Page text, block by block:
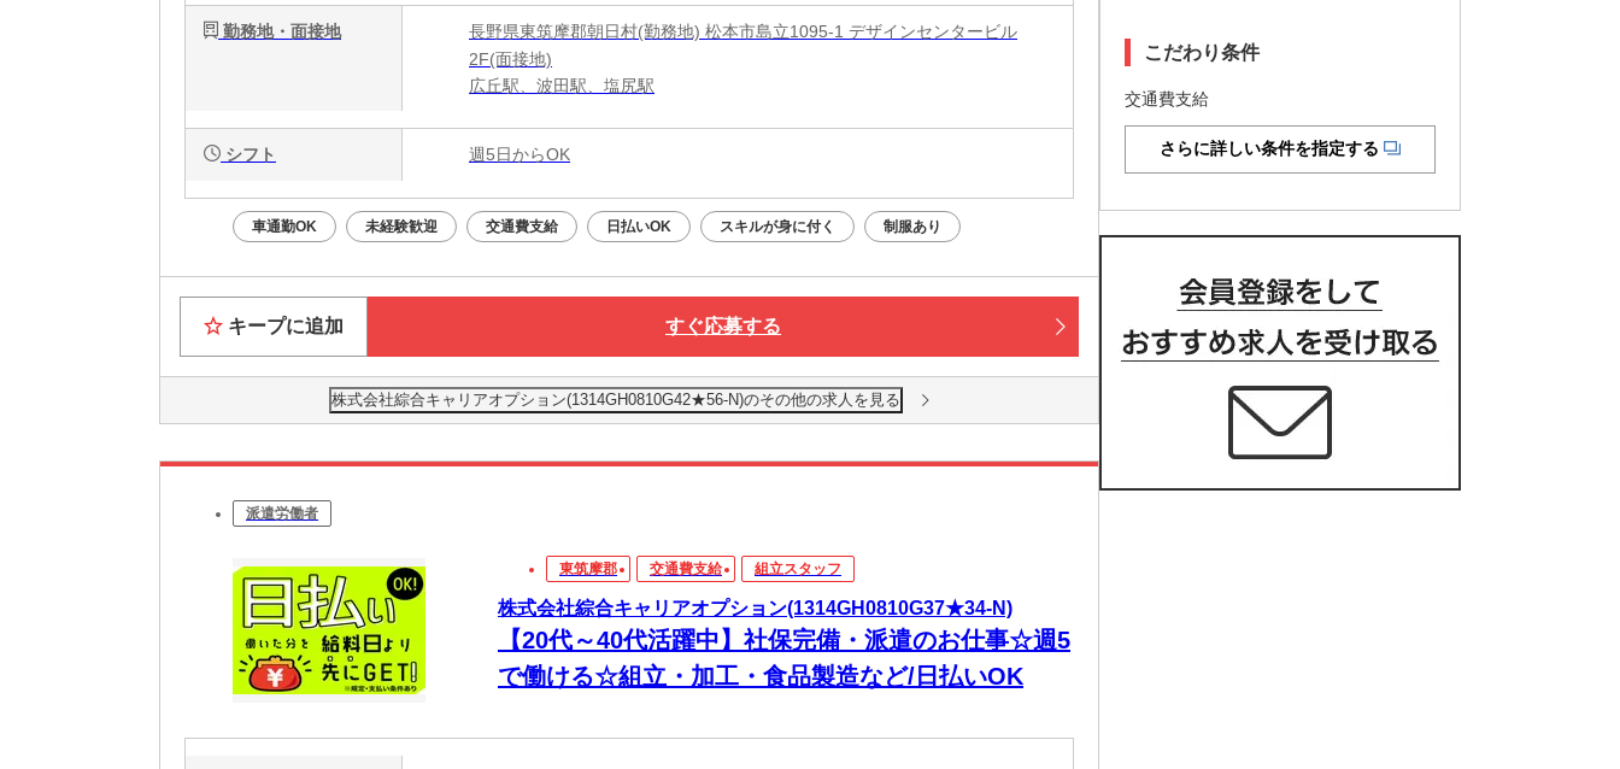
勤務地・面接地
長野県東筑摩郡朝日村(勤務地) 松本市島立1095-1 デザインセンタービル
2F(面接地)
広丘駅、波田駅、塩尻駅
シフト 週5日からOK
車通勤OK 未経験歓迎 交通費支給 日払いOK スキルが身に付く 制服あり
キープに追加 すぐ応募する
株式会社綜合キャリアオプション(1314GH0810G42★56-N)のその他の求人を見る
派遣労働者
東筑摩郡 交通費支給 組立スタッフ
株式会社綜合キャリアオプション(1314GH0810G37★34-N)
【20代～40代活躍中】社保完備・派遣のお仕事☆週5
で働ける☆組立・加工・食品製造など/日払いOK
こだわり条件
交通費支給
さらに詳しい条件を指定する